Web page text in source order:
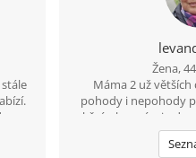
o
do
Žena,
Máma 2 už
pohody i nepohody
akční, ale umím i
kdo chce opravdu